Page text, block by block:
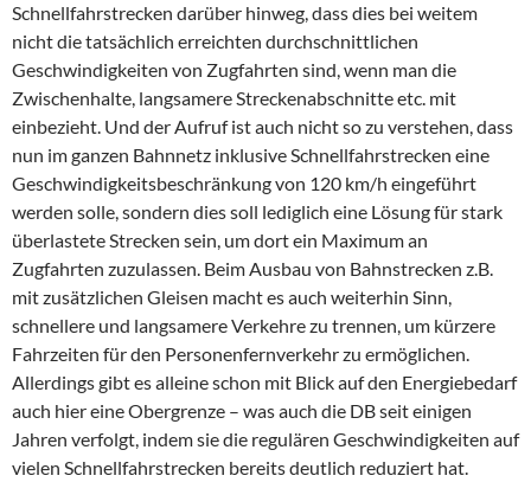
Schnellfahrstrecken darüber hinweg, dass dies bei weitem
nicht die tatsächlich erreichten durchschnittlichen
Geschwindigkeiten von Zugfahrten sind, wenn man die
Zwischenhalte, langsamere Streckenabschnitte etc. mit
einbezieht. Und der Aufruf ist auch nicht so zu verstehen, dass
nun im ganzen Bahnnetz inklusive Schnellfahrstrecken eine
Geschwindigkeitsbeschränkung von 120 km/h eingeführt
werden solle, sondern dies soll lediglich eine Lösung für stark
überlastete Strecken sein, um dort ein Maximum an
Zugfahrten zuzulassen. Beim Ausbau von Bahnstrecken z.B.
mit zusätzlichen Gleisen macht es auch weiterhin Sinn,
schnellere und langsamere Verkehre zu trennen, um kürzere
Fahrzeiten für den Personenfernverkehr zu ermöglichen.
Allerdings gibt es alleine schon mit Blick auf den Energiebedarf
auch hier eine Obergrenze – was auch die DB seit einigen
Jahren verfolgt, indem sie die regulären Geschwindigkeiten auf
vielen Schnellfahrstrecken bereits deutlich reduziert hat.